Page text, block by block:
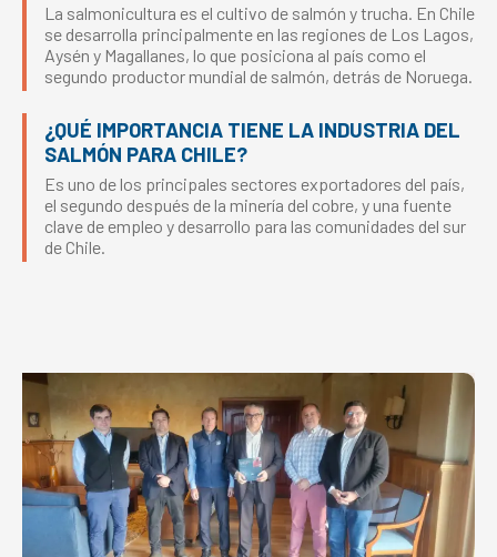
La salmonicultura es el cultivo de salmón y trucha. En Chile
se desarrolla principalmente en las regiones de Los Lagos,
Aysén y Magallanes, lo que posiciona al país como el
segundo productor mundial de salmón, detrás de Noruega.
¿QUÉ IMPORTANCIA TIENE LA INDUSTRIA DEL
SALMÓN PARA CHILE?
Es uno de los principales sectores exportadores del país,
el segundo después de la minería del cobre, y una fuente
clave de empleo y desarrollo para las comunidades del sur
de Chile.